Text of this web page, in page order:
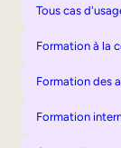
Tous cas
Formation à la
Formation des
Formation